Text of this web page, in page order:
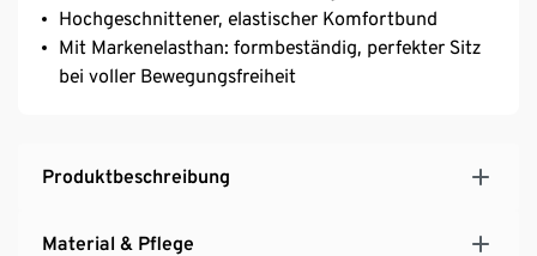
Hochgeschnittener, elastischer Komfortbund
Mit Markenelasthan: formbeständig, perfekter Sitz
bei voller Bewegungsfreiheit
Produktbeschreibung
Material & Pflege